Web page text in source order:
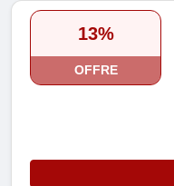
13%
OFFRE